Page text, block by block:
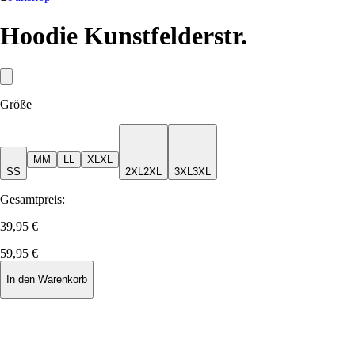
Hoodie Kunstfelderstr.
Größe
SS
M M XL XL
2XL 2XL 3XL 3XL
Gesamtpreis:
39,95 €
59,95 €
In den Warenkorb